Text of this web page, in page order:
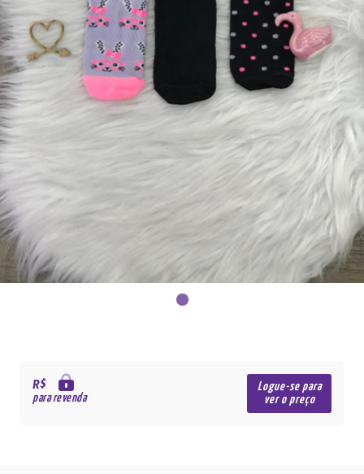
R$
para revenda
Logue-se para
ver o preço